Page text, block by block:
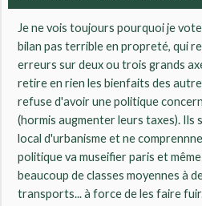
Je ne vois toujours pourquoi je
bilan pas terrible en propreté, qui
erreurs sur deux ou trois grands
retire en rien les bienfaits des
refuse d'avoir une politique
(hormis augmenter leurs taxes). Ils
local d'urbanisme et ne
politique va museifier paris et
beaucoup de classes moyennes à
transports... à force de les faire